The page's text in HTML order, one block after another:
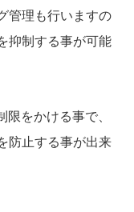
管理も行いますの
抑制する事が可能
をかける事で、
防止する事が出来